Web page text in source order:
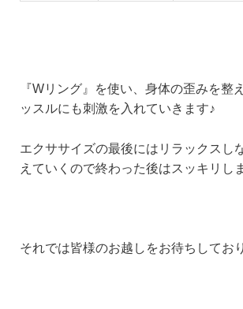
『Wリング』を使い、身体の歪みを整
ッスルにも刺激を入れていきます♪
エクササイズの最後にはリラックスし
えていくので終わった後はスッキリし
それでは皆様のお越しをお待ちしてお